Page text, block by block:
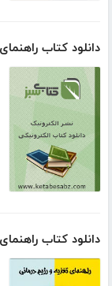
دانلود کتاب
دانلود کتاب